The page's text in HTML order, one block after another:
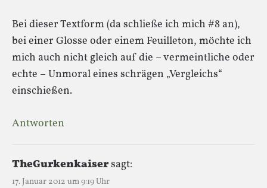
Bei dieser Textform (da schließe ich mich #8 an),
bei einer Glosse oder einem Feuilleton, möchte ich
mich auch nicht gleich auf die – vermeintliche oder
echte – Unmoral eines schrägen „Vergleichs“
einschießen.
Antworten
TheGurkenkaisersagt:
17. Januar 2012 um 9:19 Uhr